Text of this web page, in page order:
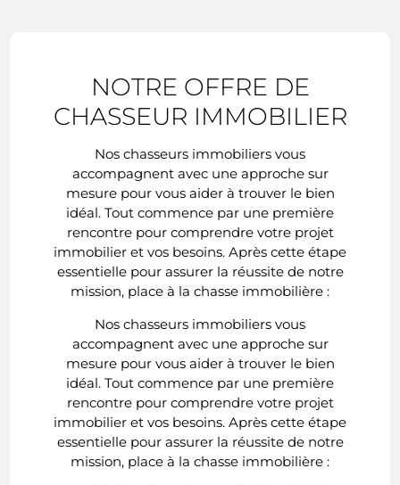
NOTRE OFFRE DE
CHASSEUR IMMOBILIER
Nos chasseurs immobiliers vous
accompagnent avec une approche sur
mesure pour vous aider à trouver le bien
idéal. Tout commence par une première
rencontre pour comprendre votre projet
immobilier et vos besoins. Après cette étape
essentielle pour assurer la réussite de notre
mission, place à la chasse immobilière :
Nos chasseurs immobiliers vous
accompagnent avec une approche sur
mesure pour vous aider à trouver le bien
idéal. Tout commence par une première
rencontre pour comprendre votre projet
immobilier et vos besoins. Après cette étape
essentielle pour assurer la réussite de notre
mission, place à la chasse immobilière :